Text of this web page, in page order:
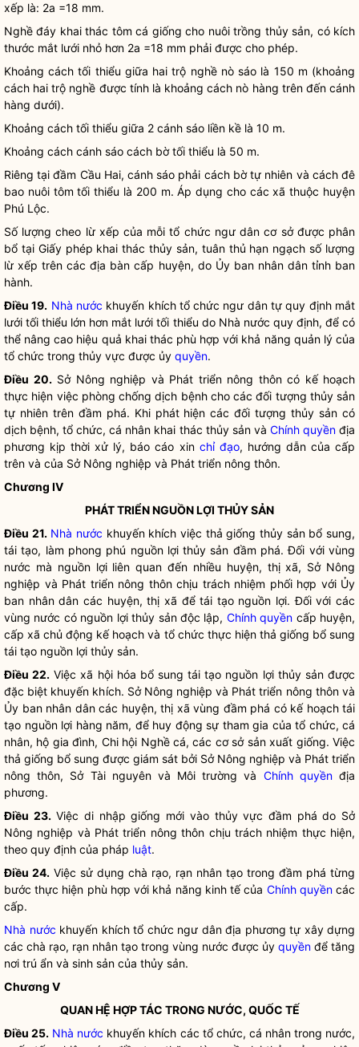
xếp là: 2a =18 mm.
Nghề đáy khai thác tôm cá giống cho nuôi trồng thủy sản, có kích
thước mắt lưới nhỏ hơn 2a =18 mm phải được cho phép.
Khoảng cách tối thiểu giữa hai trộ nghề nò sáo là 150 m (khoảng
cách hai trộ nghề được tính là khoảng cách nò hàng trên đến cánh
hàng dưới).
Khoảng cách tối thiểu giữa 2 cánh sáo liền kề là 10 m.
Khoảng cách cánh sáo cách bờ tối thiểu là 50 m.
Riêng tại đầm Cầu Hai, cánh sáo phải cách bờ tự nhiên và cách đê
bao nuôi tôm tối thiểu là 200 m. Áp dụng cho các xã thuộc huyện
Phú Lộc.
Số lượng cheo lừ xếp của mỗi tổ chức ngư dân cơ sở được phân
bổ tại Giấy phép khai thác thủy sản, tuân thủ hạn ngạch số lượng
lừ xếp trên cácđịa bàn cấp huyện, do Ủy ban nhân dântỉnh ban
hành.
Điều 19. Nhà nước khuyến khích tổ chức ngư dân tự quy định mắt
lưới tối thiểu lớn hơn mắt lưới tối thiểu do Nhà nước quy định, để có
thể nâng cao hiệu quả khai thác phù hợp với khả năng quản lý của
tổ chức trong thủy vực được ủy quyền.
Điều 20.Sở Nông nghiệp và Phát triển nông thôn có kế hoạch
thực hiện việc phòng chống dịch bệnh cho các đối tượng thủy sản
tự nhiên trên đầm phá. Khi phát hiện các đối tượng thủy sản có
dịch bệnh, tổ chức, cá nhân khai thác thủy sản và Chính quyềnđịa
phương kịp thời xử lý, báo cáo xin chỉ đạo, hướng dẫn của cấp
trên và của Sở Nông nghiệp và Phát triển nông thôn.
Chương IV
PHÁT TRIỂN NGUỒN LỢI THỦY SẢN
Điều 21. Nhà nước khuyến khích việc thả giống thủy sản bổ sung,
tái tạo, làm phong phú nguồn lợi thủy sản đầm phá. Đối với vùng
nước mà nguồn lợi liên quan đến nhiều huyện, thịxã, Sở Nông
nghiệp và Phát triển nông thôn chịu trách nhiệm phối hợp với Ủy
ban nhân dân các huyện, thị xã để tái tạo nguồn lợi. Đối với các
vùng nước có nguồn lợi thủy sản độc lập, Chính quyền cấp huyện,
cấpxã chủ động kế hoạch và tổ chức thực hiện thả giống bổ sung
tái tạo nguồn lợi thủy sản.
Điều 22. Việcxã hội hóa bổ sung tái tạo nguồn lợi thủy sản được
đặc biệt khuyến khích. Sở Nông nghiệp và Phát triển nông thôn và
Ủy ban nhân dâncác huyện, thị xã vùng đầm phá có kế hoạch tái
tạo nguồn lợi hàng năm, để huy động sự tham gia của tổ chức, cá
nhân, hộ gia đình, Chi hội Nghề cá, các cơ sở sản xuất giống. Việc
thả giống bổ sung được giám sát bởi Sở Nông nghiệp và Phát triển
nông thôn, Sở Tài nguyên và Môi trường và Chính quyềnđịa
phương.
Điều 23.Việc di nhập giống mới vào thủy vực đầm phá do Sở
Nông nghiệp và Phát triển nông thôn chịu trách nhiệm thực hiện,
theo quy định của pháp luật.
Điều 24. Việc sử dụng chà rạo, rạn nhân tạo trong đầm phá từng
bước thực hiện phù hợp với khả năng kinh tế của Chính quyềncác
cấp.
Nhà nước khuyến khích tổ chức ngư dân địa phương tự xây dựng
các chà rạo, rạn nhân tạo trong vùng nước được ủy quyền để tăng
nơi trú ẩn và sinh sản của thủy sản.
Chương V
QUAN HỆ HỢP TÁC TRONG NƯỚC, QUỐC TẾ
Điều 25. Nhà nước khuyến khích các tổ chức, cá nhân trong nước,